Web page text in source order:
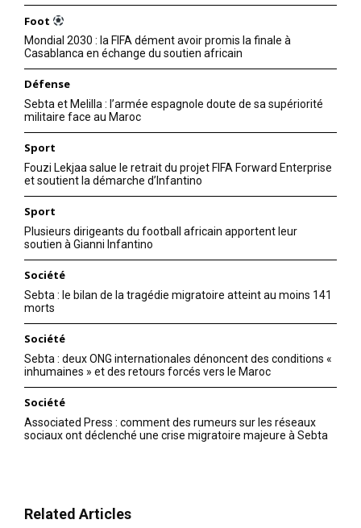
Foot
Mondial 2030 : la FIFA dément avoir promis la finale à
Casablanca en échange du soutien africain
Défense
Sebta et Melilla : l’armée espagnole doute de sa supériorité
militaire face au Maroc
Sport
Fouzi Lekjaa salue le retrait du projet FIFA Forward Enterprise
et soutient la démarche d’Infantino
Sport
Plusieurs dirigeants du football africain apportent leur
soutien à Gianni Infantino
Société
Sebta : le bilan de la tragédie migratoire atteint au moins 141
morts
Société
Sebta : deux ONG internationales dénoncent des conditions «
inhumaines » et des retours forcés vers le Maroc
Société
Associated Press : comment des rumeurs sur les réseaux
sociaux ont déclenché une crise migratoire majeure à Sebta
Related Articles